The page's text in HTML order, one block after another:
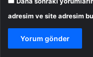
adresim ve site adresim